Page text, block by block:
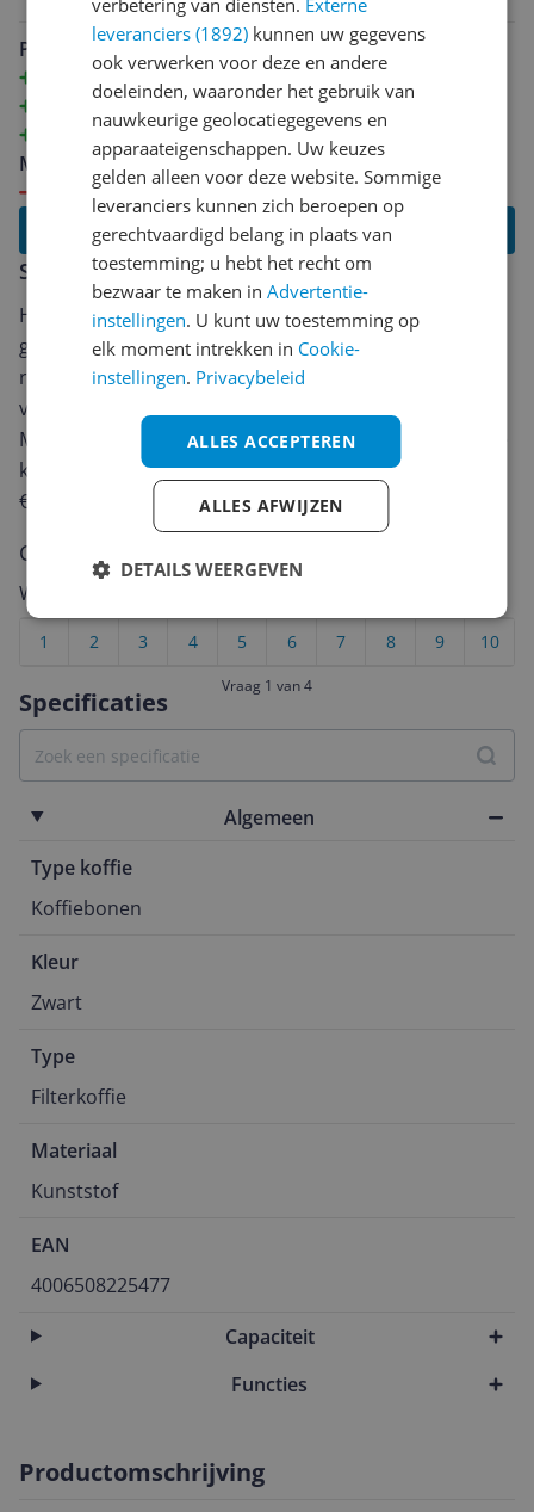
Specificaties
Algemeen
Type koffie
Koffiebonen
Kleur
Zwart
Type
Filterkoffie
Materiaal
Kunststof
EAN
4006508225477
Capaciteit
Functies
Productomschrijving
onderdeel is de timer en de molen. Het is meestal
meer moeite dan het waard is om mijn eigen bonen te
malen. De machine vermaalt ze echter zelf, waardoor
het helemaal geen probleem is. Het is alsof je koffie
drinkt in een café. Ik heb echt genoten van deze
machine en zou het iedereen aanraden! jjb
Pluspunten
Koffie smaakt vers
Geweldige molen
Heel gemakkelijk schoon te maken
Minpunten
Timer is moeilijk te gebruiken
Lees alle reviews
Schrijf een review
Heb jij dit product in bezit en wil je graag je mening
geven? Start dan hieronder met het schrijven van je
review. Afhankelijk van de details duurt het schrijven
van een review gemiddeld tussen de 3 en 10 minuten.
Met jouw mening help je andere bezoekers een betere
keuze te maken én maak je iedere maand kans op
€250,-!
Klik hier voor de actievoorwaarden.
Cijfer
Welk cijfer geef jij dit product?
10
9
8
7
6
5
4
3
2
1
Vraag 1 van 4
leveranciers (1892) kunnen uw gegevens
ook verwerken voor deze en andere
doeleinden, waaronder het gebruik van
nauwkeurige geolocatiegegevens en
apparaateigenschappen. Uw keuzes
gelden alleen voor deze website. Sommige
leveranciers kunnen zich beroepen op
gerechtvaardigd belang in plaats van
toestemming; u hebt het recht om
bezwaar te maken inAdvertentie-
instellingen. U kunt uw toestemming op
elk moment intrekken in Cookie-
instellingen. Privacybeleid
ALLES ACCEPTEREN
ALLES AFWIJZEN
DETAILS WEERGEVEN